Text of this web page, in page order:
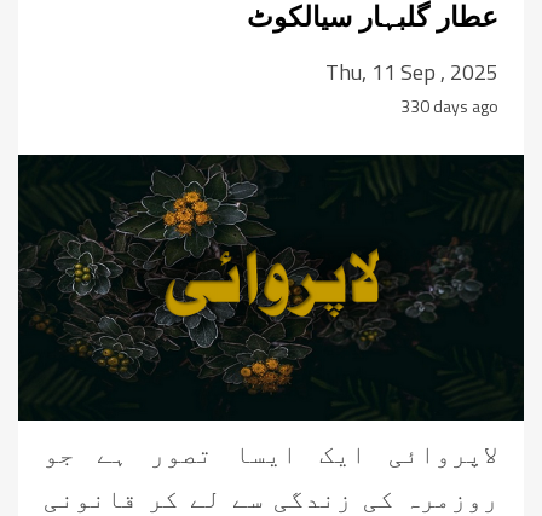
عطار گلبہار سیالکوٹ
Thu, 11 Sep , 2025
330 days ago
لاپروائی ایک ایسا تصور ہے جو
روزمرہ کی زندگی سے لے کر قانونی